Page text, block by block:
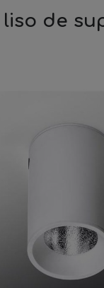
de